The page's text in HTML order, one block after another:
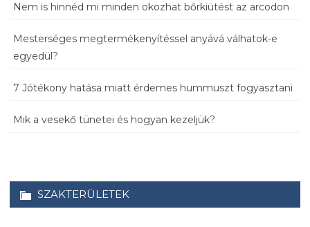
Nem is hinnéd mi minden okozhat bőrkiütést az arcodon
Mesterséges megtermékenyítéssel anyává válhatok-e
egyedül?
7 Jótékony hatása miatt érdemes hummuszt fogyasztani
Mik a vesekő tünetei és hogyan kezeljük?
SZAKTERÜLETEK